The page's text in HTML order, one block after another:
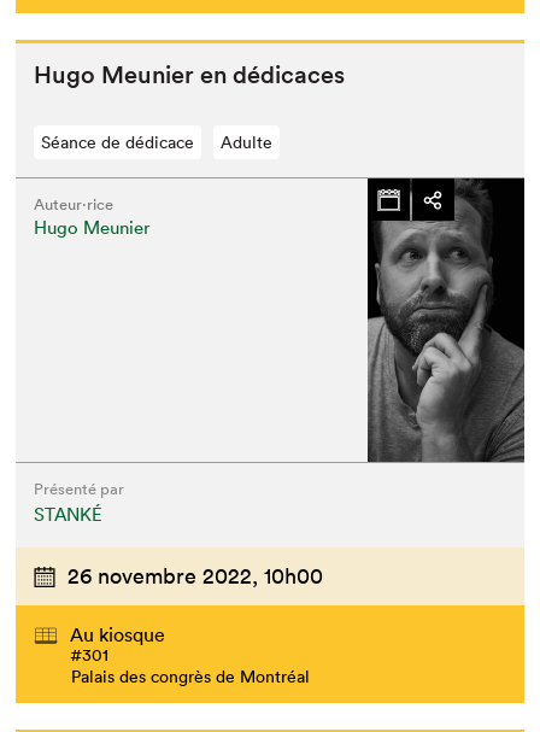
Hugo Meu­nier en dédicaces
Séance de dédicace Adulte
Auteur·rice
Hugo Meunier
Présenté par
STANKÉ
26 novembre 2022, 10h00
Au kiosque
#301
Palais des congrès de Montréal